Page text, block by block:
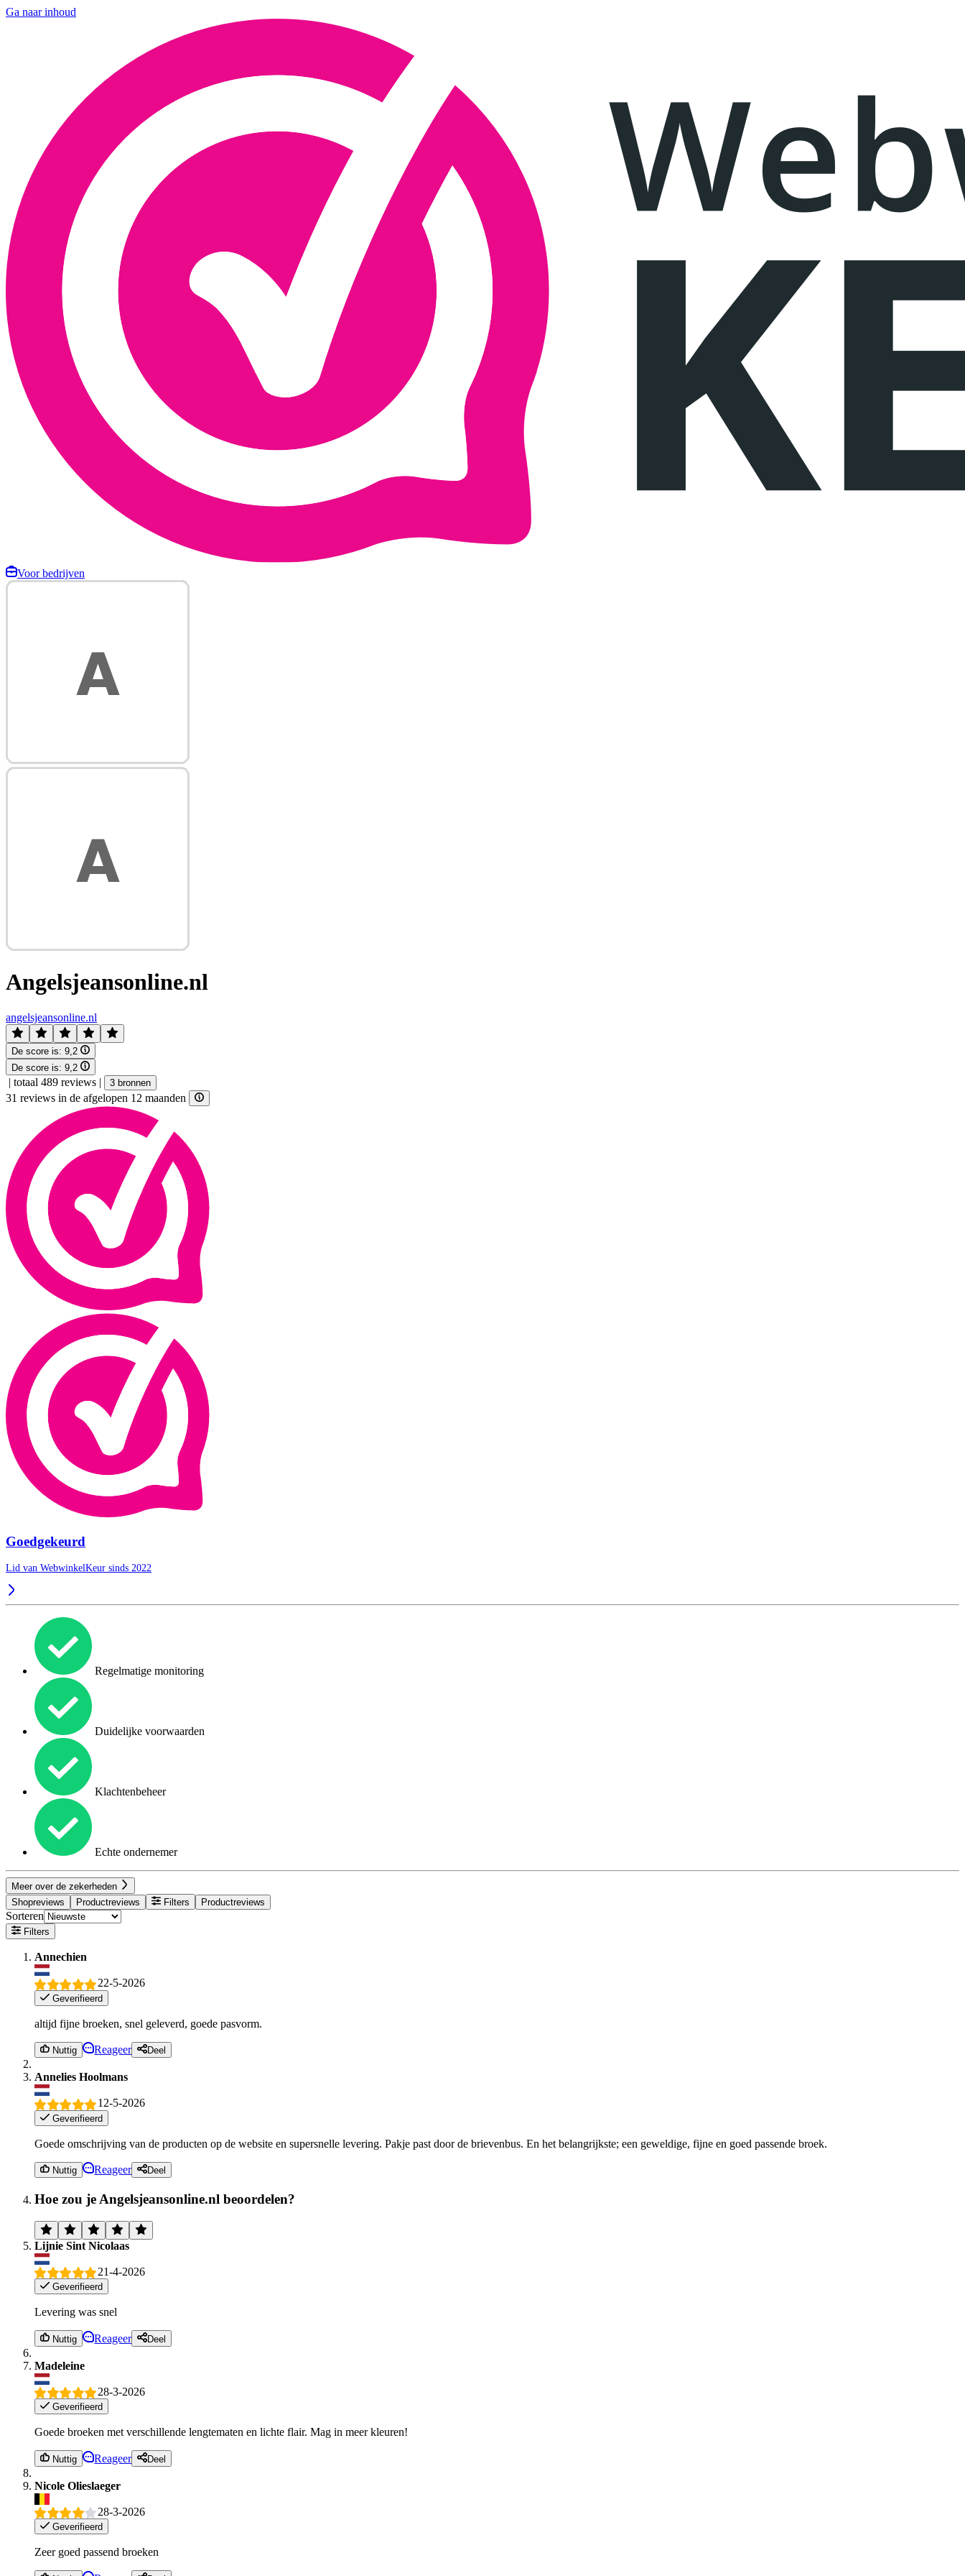
Ga naar inhoud
Voor bedrijven
Angelsjeansonline.nl
angelsjeansonline.nl
De score is: 9,2
De score is: 9,2
| totaal 489 reviews | 3 bronnen
31 reviews in de afgelopen 12 maanden
Goedgekeurd
Lid van WebwinkelKeur sinds 2022
Regelmatige monitoring
Duidelijke voorwaarden
Klachtenbeheer
Echte ondernemer
Meer over de zekerheden
Shopreviews
Productreviews Filters Productreviews
Sorteren
Filters
Annechien
22-5-2026
Geverifieerd
altijd fijne broeken, snel geleverd, goede pasvorm.
Nuttig Reageer Deel
Annelies Hoolmans
12-5-2026
Geverifieerd
Goede omschrijving van de producten op de website en supersnelle levering. Pakje past door de brievenbus. En het belangrijkste; een geweldige, fijne en goed passende broek.
Nuttig Reageer Deel
Hoe zou je Angelsjeansonline.nl beoordelen?
Lijnie Sint Nicolaas
21-4-2026
Geverifieerd
Levering was snel
Nuttig Reageer Deel
Madeleine
28-3-2026
Geverifieerd
Goede broeken met verschillende lengtematen en lichte flair. Mag in meer kleuren!
Nuttig Reageer Deel
Nicole Olieslaeger
28-3-2026
Geverifieerd
Zeer goed passend broeken